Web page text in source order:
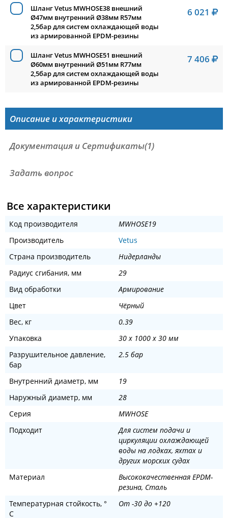
Шланг Vetus MWHOSE38 внешний
Ø47мм внутренний Ø38мм R57мм
2,5бар для систем охлаждающей воды
из армированной EPDM-резины
6 021
Шланг Vetus MWHOSE51 внешний
Ø60мм внутренний Ø51мм R77мм
2,5бар для систем охлаждающей воды
из армированной EPDM-резины
7 406
Описание и характеристики
Документация и Сертификаты(1)
Задать вопрос
Все характеристики
Код производителя
MWHOSE19
Производитель
Vetus
Страна производитель
Нидерланды
Радиус сгибания, мм
29
Вид обработки
Армирование
Цвет
Чёрный
Вес, кг
0.39
Упаковка
30 x 1000 x 30 мм
Разрушительное давление,
бар
2.5 бар
Внутренний диаметр, мм
19
Наружный диаметр, мм
28
Серия
MWHOSE
Подходит
Для систем подачи и
циркуляции охлаждающей
воды на лодках, яхтах и
других морских судах
Материал
Высококачественная EPDM-
резина, Сталь
Температурная стойкость, °
С
От -30 до +120